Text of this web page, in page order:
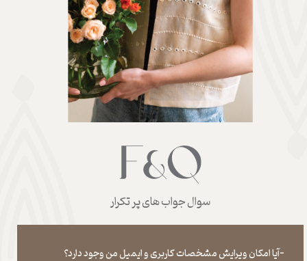
سوال جواب های پر تکرار
-آیا امکان ویرایش مشخصات کاربری و ایمیل من وجود دارد؟